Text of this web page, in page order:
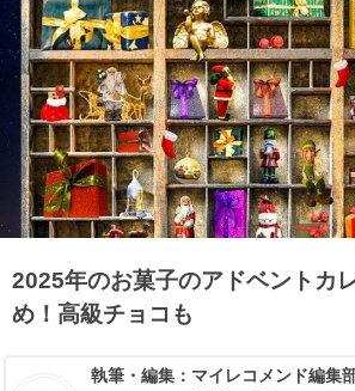
2025年のお菓子のアドベントカ
め！高級チョコも
執筆・編集： マイレコメンド編集